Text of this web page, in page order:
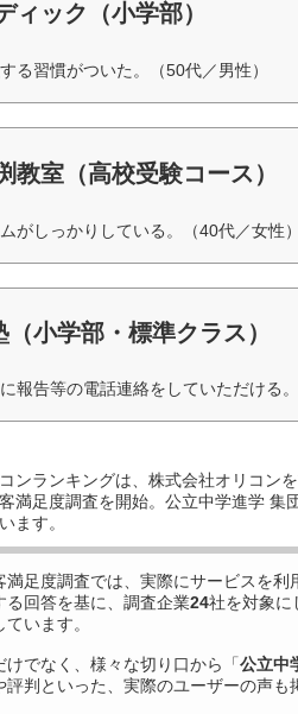
ィック（小学部）
る習慣がついた。（50代／男性）
教室（高校受験コース）
がしっかりしている。（40代／女性）
（小学部・標準クラス）
報告等の電話連絡をしていただける
ンランキングは、株式会社オリコン
満足度調査を開始。公立中学進学 集
ます。
満足度調査では、実際にサービスを利
る回答を基に、調査企業24社を対象に
います。
けでなく、様々な切り口から「公立中
評判といった、実際のユーザーの声も